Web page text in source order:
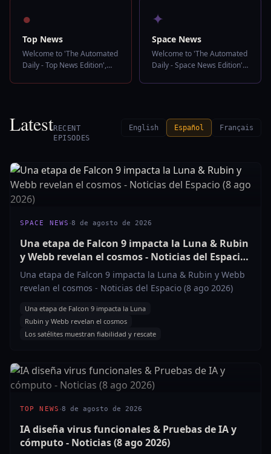
anyone trying to understand
heading.
●
Top News
Welcome to 'The Automated
Daily - Top News Edition',
✦
Space News
Welcome to 'The Automated
Daily - Space News Edition',
LatestRECENT
EPISODES
English Español Français
SPACE NEWS ·8 de agosto de 2026
Una etapa de Falcon 9 impacta la Luna & Rubin
y Webb revelan el cosmos - Noticias del Espacio
(8 ago 2026)
Una etapa de Falcon 9 impacta la Luna & Rubin y Webb
revelan el cosmos - Noticias del Espacio (8 ago 2026)
Una etapa de Falcon 9 impacta la Luna
Rubin y Webb revelan el cosmos
Los satélites muestran fiabilidad y rescate
TOP NEWS ·8 de agosto de 2026
IA diseña virus funcionales & Pruebas de IA y
cómputo - Noticias (8 ago 2026)